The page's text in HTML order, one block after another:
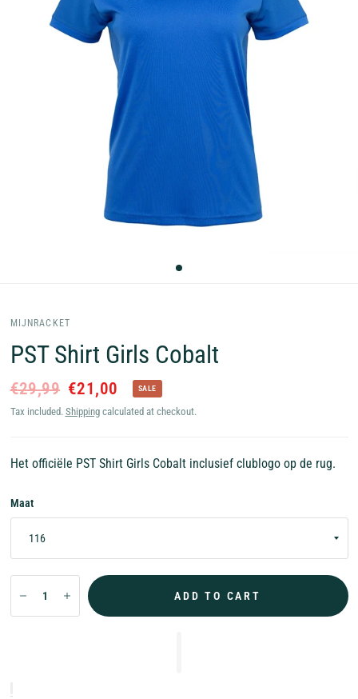
MIJNRACKET
PST Shirt Girls Cobalt
€29,99 €21,00 SALE
Tax included. Shippingcalculated at checkout.
Het officiële PST Shirt Girls Cobalt inclusief clublogo op de rug.
Maat
ADD TO CART